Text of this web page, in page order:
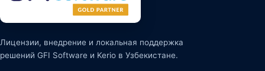
Лицензии, внедрение и локальная поддержка
решений GFI Software и Kerio в Узбекистане.